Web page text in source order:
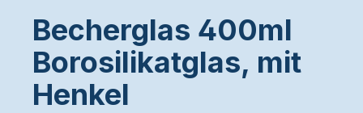
Becherglas 400ml
Borosilikatglas, mit
Henkel